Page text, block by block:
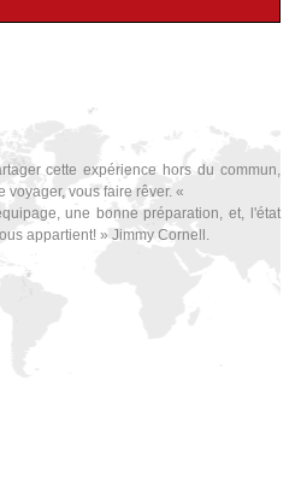
cette expérience hors du commun,
voyager, vous faire rêver. «
une bonne préparation, et, l'état
appartient! » Jimmy Cornell.